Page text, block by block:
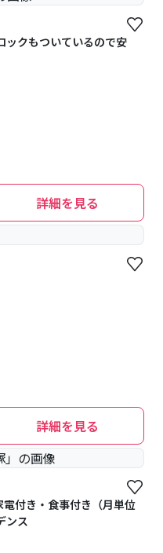
ックもついているので安
詳細を見る
詳細を見る
付き・食事付き（月単位
ンス